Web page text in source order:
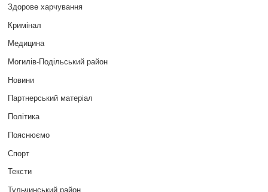
Здорове харчування
Кримінал
Медицина
Могилів-Подільський район
Новини
Партнерський матеріал
Політика
Пояснюємо
Спорт
Тексти
Тульчинський район